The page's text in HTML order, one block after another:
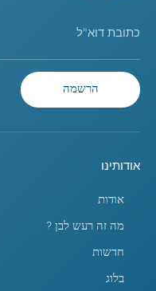
כתובת דוא"ל
הרשמה
אודותינו
אודות
מה זה רעש לבן ?
חדשות
בלוג